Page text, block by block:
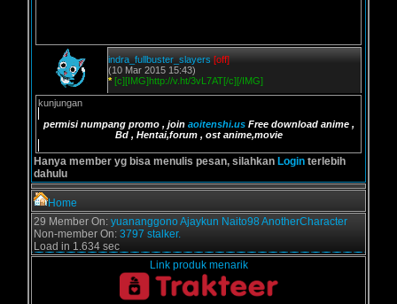
indra_fullbuster_slayers [off]
(10 Mar 2015 15:43)
* [c][IMG]http://v.ht/3vL7AT[/c][/IMG]
kunjungan
permisi numpang promo , join aoitenshi.usFree download anime ,
Bd , Hentai,forum , ost anime,movie
Hanya member yg bisa menulis pesan, silahkan Login terlebih
dahulu
Home
29 Member On: yuananggonoAjaykun Naito98 AnotherCharacter
Non-member On: 3797 stalker.
Load in 1.634 sec
Link produk menarik